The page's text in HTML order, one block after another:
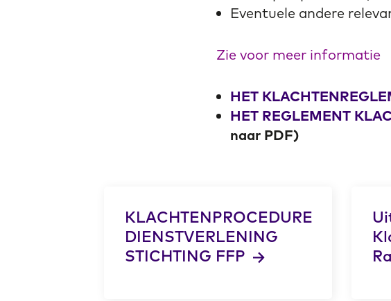
Eventuele andere
Zie voor meer informatie
HET
HET REGLEMENT
naar PDF)
KLACHTENPROCEDURE
DIENSTVERLENING
STICHTING FFP